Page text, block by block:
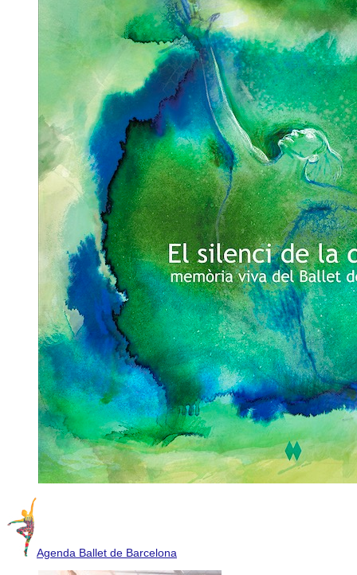
Agenda Ballet de Barcelona